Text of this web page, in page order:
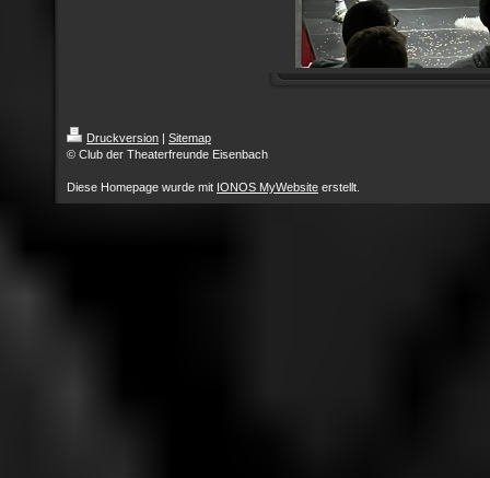
Druckversion | Sitemap
© Club der Theaterfreunde Eisenbach
Diese Homepage wurde mit IONOS MyWebsite erstellt.